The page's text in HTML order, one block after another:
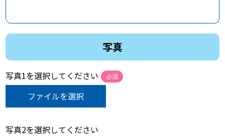
写真
写真1を選択してください 必須
ファイルを選択
写真2を選択してください